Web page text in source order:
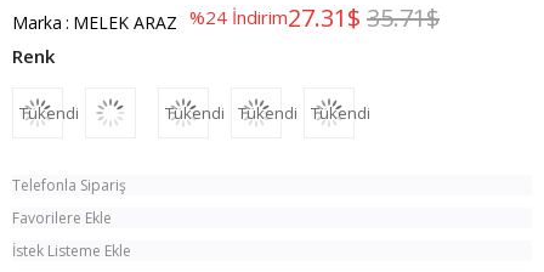
Marka : MELEK ARAZ %24 İndirim 35.71$
27.31$
Tükendi Tükendi Tükendi Tükendi
Telefonla Sipariş
Favorilere Ekle
İstek Listeme Ekle